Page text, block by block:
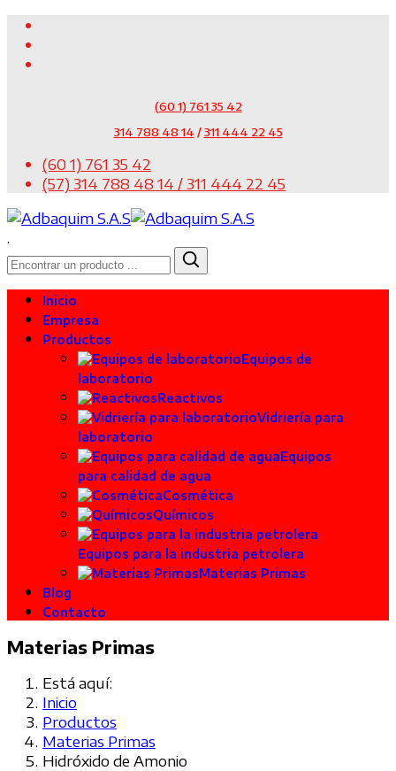
(60 1) 761 35 42
314 788 48 14 /311 444 22 45
(60 1) 761 35 42
(57) 314 788 48 14 / 311 444 22 45
.
Inicio
Empresa
Productos
Equipos de
laboratorio
Reactivos
Vidriería para
laboratorio
Equipos
para calidad de agua
Cosmética
Químicos
Equipos para la industria petrolera
Materias Primas
Blog
Contacto
Materias Primas
Está aquí:
Inicio
Productos
Materias Primas
Hidróxido de Amonio